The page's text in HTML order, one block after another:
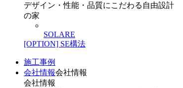
デザイン・性能・品質にこだわる自由設計
の家
SOLARE
[OPTION] SE構法
施工事例
会社情報会社情報
会社情報